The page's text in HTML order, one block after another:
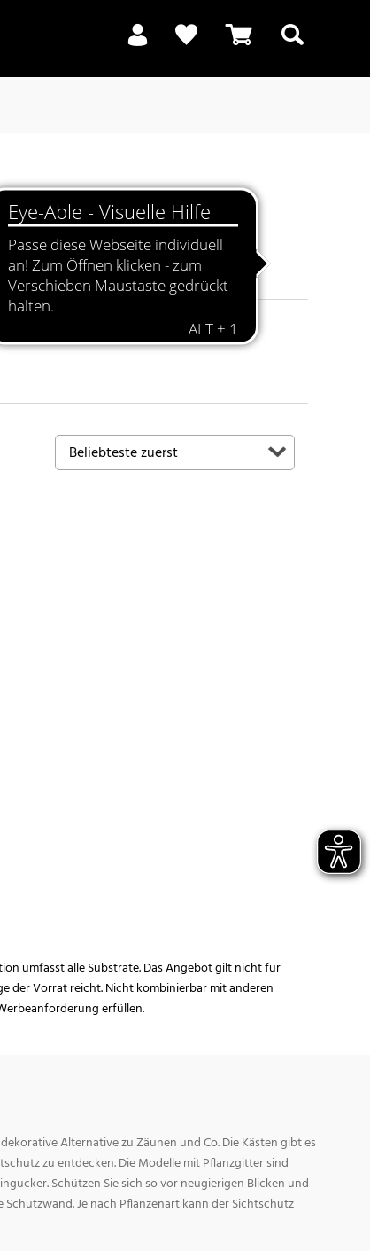
umfasst alle Substrate. Das Angebot gilt nicht für
der Vorrat reicht. Nicht kombinierbar mit anderen
erfüllen.
Alternative zu Zäunen und Co. Die Kästen gibt es
zu entdecken. Die Modelle mit Pflanzgitter sind
Schützen Sie sich so vor neugierigen Blicken und
Je nach Pflanzenart kann der Sichtschutz